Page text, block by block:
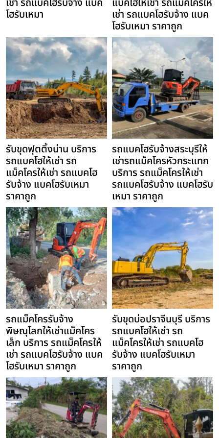
เช่า รถแบคโฮรับจ้าง แบค
โฮรับเหมา
แบคโฮให้เช่า รถแม็คโครให้
เช่า รถแบคโฮรับจ้าง แบค
โฮรับเหมา ราคาถูก
รับขุดฟุตติ้งน่าน บริการ
รถแบคโฮให้เช่า รถ
แม็คโครให้เช่า รถแบคโฮ
รับจ้าง แบคโฮรับเหมา
ราคาถูก
รถแบคโฮรับจ้างสระบุรีให้
เช่ารถแม็คโครหัวกระแทก
บริการ รถแม็คโครให้เช่า
รถแบคโฮรับจ้าง แบคโฮรับ
เหมา ราคาถูก
รถแม็คโครรับจ้าง
พิษณุโลกให้เช่าแม็คโคร
เล็ก บริการ รถแม็คโครให้
เช่า รถแบคโฮรับจ้าง แบค
โฮรับเหมา ราคาถูก
รับขุดบ่อปราจีนบุรี บริการ
รถแบคโฮให้เช่า รถ
แม็คโครให้เช่า รถแบคโฮ
รับจ้าง แบคโฮรับเหมา
ราคาถูก